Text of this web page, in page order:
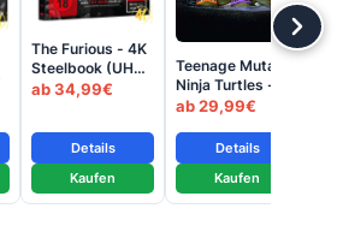
The Furious - 4K
Steelbook (UHD
+ Blu-ray Disc)
ab 34,99€
Details
Kaufen
Teenage Mutant
Ninja Turtles - 4K
Blu-ray (UHD +
ab 29,99€
Details
Kaufen